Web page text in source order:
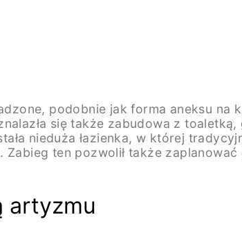
podobnie jak forma aneksu na
się także zabudowa z toaletką,
nieduża łazienka, w której
ten pozwolił także
artyzmu